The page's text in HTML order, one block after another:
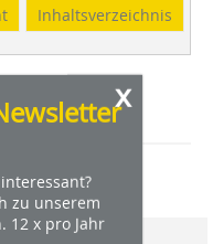
Inhaltsverzeichnis
x
zu unserem
12 x pro Jahr
Artikel: